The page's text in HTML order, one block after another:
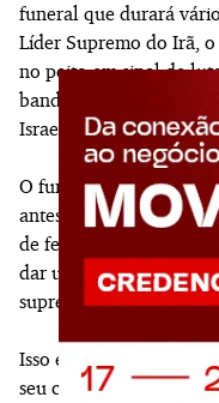
funeral que durará
Líder Supremo do Irã,
no peito em sinal de
bandeira iraniana, em
Israel e os Estados
O funeral de
antes de ser morto aos
de fevereiro, nos
dar um impulso à
supremo, seu filho, o
Isso é particularmente
seu controle sobre o